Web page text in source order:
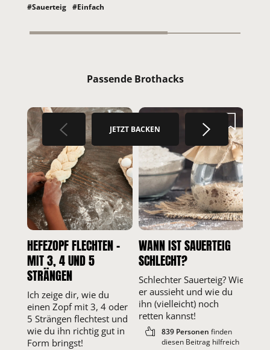
JETZT BACKEN
#Sauerteig #Einfach
Passende Brothacks
HEFEZOPF FLECHTEN –
MIT 3, 4 UND 5
STRÄNGEN
Ich zeige dir, wie du
einen Zopf mit 3, 4 oder
5 Strängen flechtest und
wie du ihn richtig gut in
Form bringst!
WANN IST SAUERTEIG
SCHLECHT?
Schlechter Sauerteig? Wie
er aussieht und wie du
ihn (vielleicht) noch
retten kannst!
839 Personen finden
diesen Beitrag hilfreich